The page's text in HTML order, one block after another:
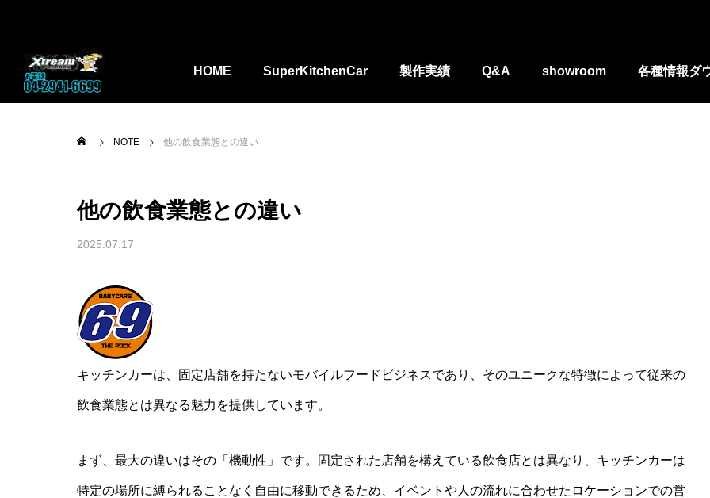
HOME SuperKitchenCar 製作実績 Q&A showroom 各種情報ダ
クベーススーパーキッ
BLOG BLOG project進行中
NOTE 他の飲食業態との違い
他の飲食業態との違い
2025.07.17
キッチンカーは、固定店舗を持たないモバイルフードビジネスであり、そのユニークな特徴によって従来の
飲食業態とは異なる魅力を提供しています。
まず、最大の違いはその「機動性」です。固定された店舗を構えている飲食店とは異なり、キッチンカーは
特定の場所に縛られることなく自由に移動できるため、イベントや人の流れに合わせたロケーションでの営